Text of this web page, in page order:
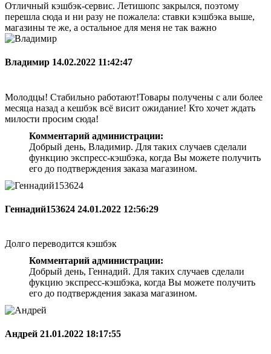
Отличный кэшбэк-сервис. Летишопс закрылся, поэтому
перешла сюда и ни разу не пожалела: ставки кэшбэка выше,
магазины те же, а остальное для меня не так важно
Владимир 14.02.2022 11:42:47
Молодцы! Стабильно работают!Товары получены с али более
месяца назад а кешбэк всё висит ожидание! Кто хочет ждать
милости просим сюда!
Комментарий администрации:
Добрый день, Владимир. Для таких случаев сделали
функцию экспресс-кэшбэка, когда Вы можете получить
его до подтверждения заказа магазином.
Геннадий153624 24.01.2022 12:56:29
Долго переводится кэшбэк
Комментарий администрации:
Добрый день, Геннадий. Для таких случаев сделали
фукцию экспресс-кэшбэка, когда Вы можете получить
его до подтверждения заказа магазином.
Андрей 21.01.2022 18:17:55